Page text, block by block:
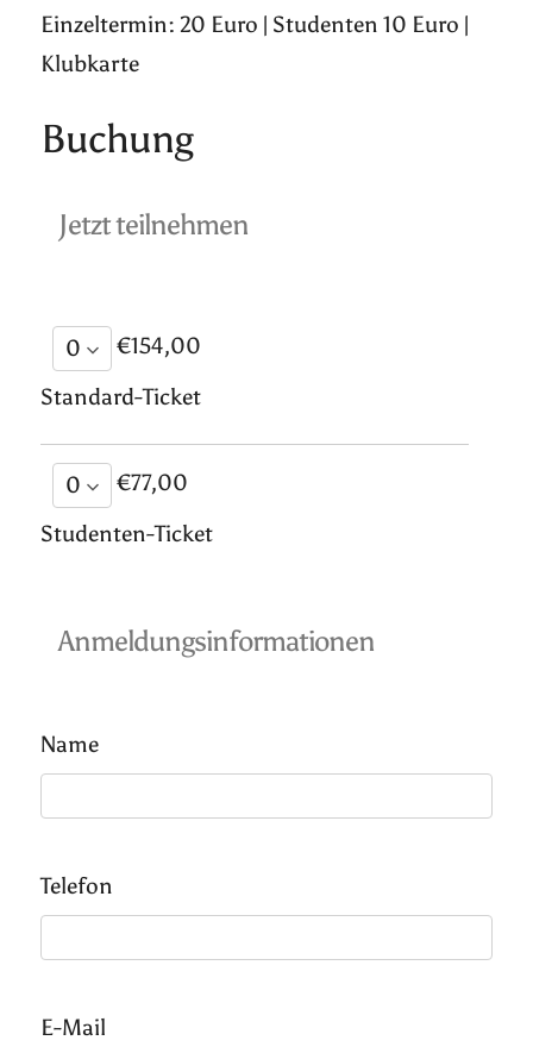
Einzeltermin: 20 Euro | Studenten 10 Euro |
Klubkarte
Buchung
Jetzt teilnehmen
€154,00
Standard-Ticket
€77,00
Studenten-Ticket
Anmeldungsinformationen
Name
Telefon
E-Mail